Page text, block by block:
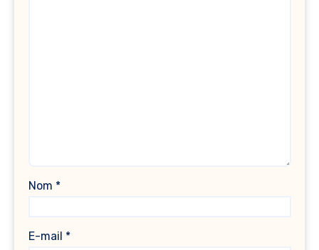
Nom *
E-mail *